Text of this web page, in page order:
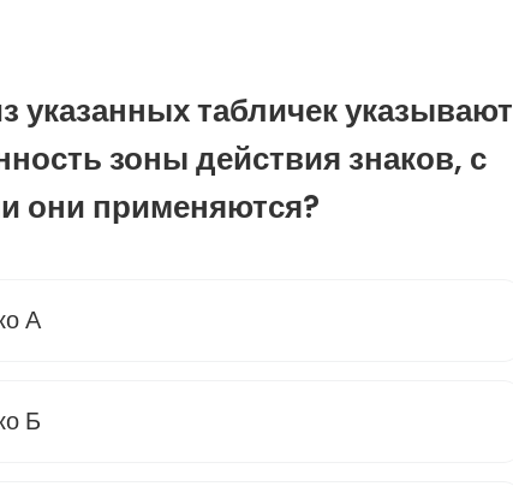
указанных табличек указывают
зоны действия знаков, с
они применяются?
А
Б